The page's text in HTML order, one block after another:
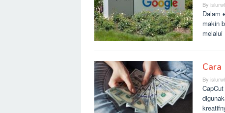
By
Dalam
makin
melalui
Cara
By